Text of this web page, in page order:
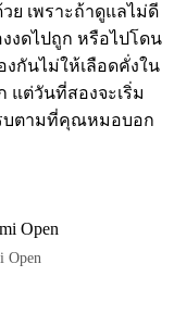
ย เพราะถ้าดูแลไม่ดี
งดไปถูก หรือไปโดน
กันไม่ให้เลือดคั่งใน
แต่วันที่สองจะเริ่ม
บตามที่คุณหมอบอก
Open